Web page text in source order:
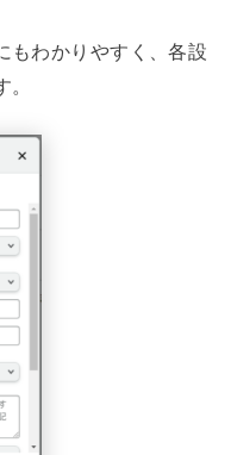
もわかりやすく、各設